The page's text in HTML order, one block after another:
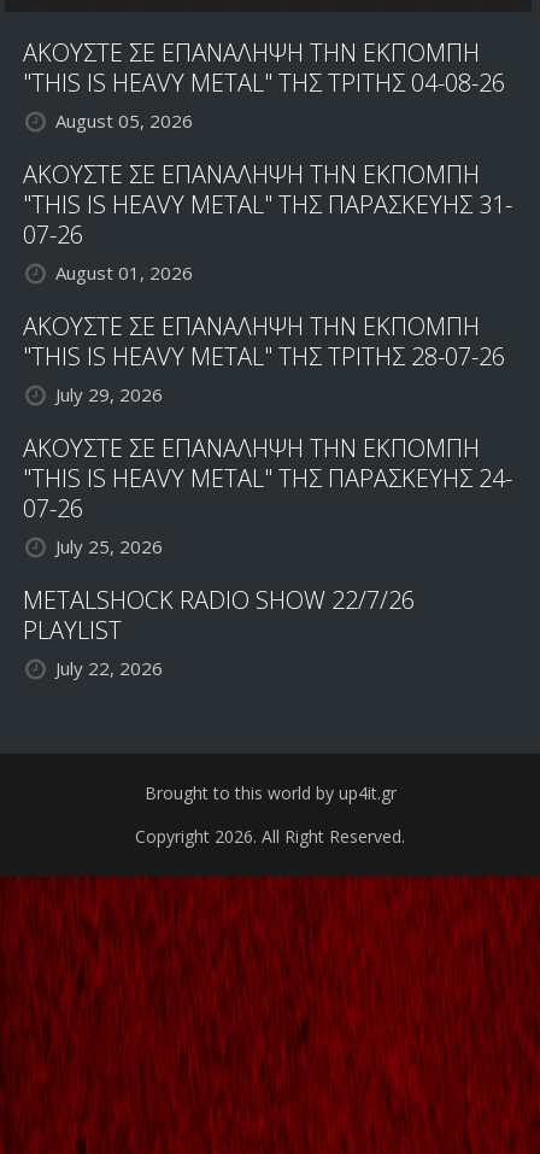
ΑΚΟΥΣΤΕ ΣΕ ΕΠΑΝΑΛΗΨΗ ΤΗΝ ΕΚΠΟΜΠΗ
"THIS IS HEAVY METAL" ΤΗΣ ΤΡΙΤΗΣ 04-08-26
August 05, 2026
ΑΚΟΥΣΤΕ ΣΕ ΕΠΑΝΑΛΗΨΗ ΤΗΝ ΕΚΠΟΜΠΗ
"THIS IS HEAVY METAL" ΤΗΣ ΠΑΡΑΣΚΕΥΗΣ 31-
07-26
August 01, 2026
ΑΚΟΥΣΤΕ ΣΕ ΕΠΑΝΑΛΗΨΗ ΤΗΝ ΕΚΠΟΜΠΗ
"THIS IS HEAVY METAL" ΤΗΣ ΤΡΙΤΗΣ 28-07-26
July 29, 2026
ΑΚΟΥΣΤΕ ΣΕ ΕΠΑΝΑΛΗΨΗ ΤΗΝ ΕΚΠΟΜΠΗ
"THIS IS HEAVY METAL" ΤΗΣ ΠΑΡΑΣΚΕΥΗΣ 24-
07-26
July 25, 2026
METALSHOCK RADIO SHOW 22/7/26
PLAYLIST
July 22, 2026
Brought to this world by up4it.gr
Copyright 2026. All Right Reserved.